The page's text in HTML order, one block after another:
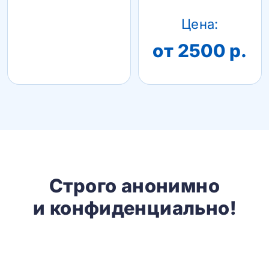
Цена:
от 2500 р.
Строго анонимно
и конфиденциально!